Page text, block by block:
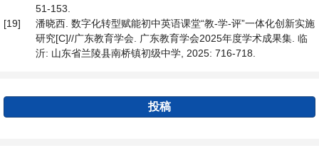
51-153.
[19]
潘晓西. 数字化转型赋能初中英语课堂“教-学-评”一体化创新实施
研究[C]//广东教育学会. 广东教育学会2025年度学术成果集. 临
沂: 山东省兰陵县南桥镇初级中学, 2025: 716-718.
投稿